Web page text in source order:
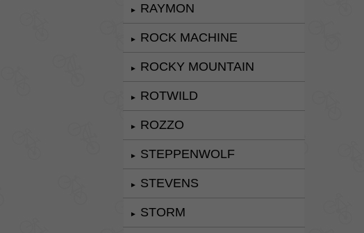
► RAYMON
► ROCK MACHINE
► ROCKY MOUNTAIN
► ROTWILD
► ROZZO
► STEPPENWOLF
► STEVENS
► STORM